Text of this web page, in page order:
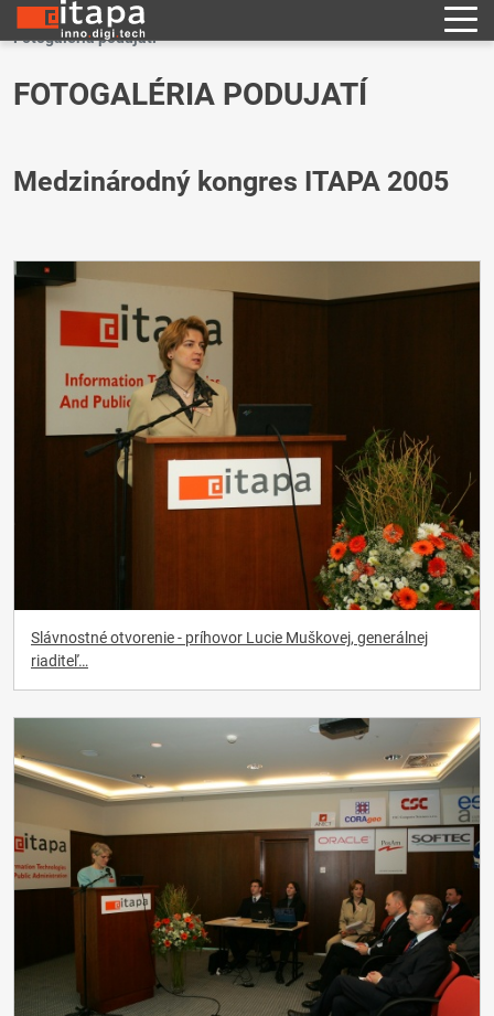
Fotogaléria podujatí
FOTOGALÉRIA PODUJATÍ
Medzinárodný kongres ITAPA 2005
Slávnostné otvorenie - príhovor Lucie Muškovej, generálnej
riaditeľ…